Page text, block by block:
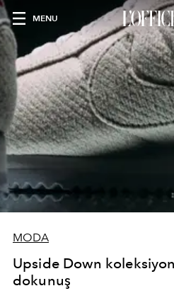
MENU
MODA
Upside Down
dokunuş